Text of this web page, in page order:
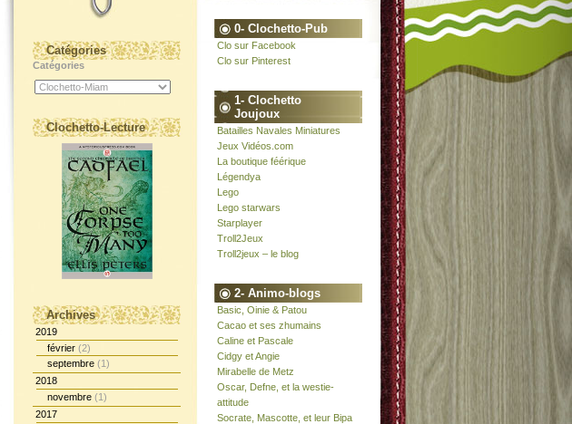
Catégories
Catégories
Clochetto-Lecture
Archives
2019
février (2)
septembre (1)
2018
novembre (1)
2017
0- Clochetto-Pub
Clo sur Facebook
Clo sur Pinterest
1- Clochetto
Joujoux
Batailles Navales Miniatures
Jeux Vidéos.com
La boutique féérique
Légendya
Lego
Lego starwars
Starplayer
Troll2Jeux
Troll2jeux – le blog
2- Animo-blogs
Basic, Oinie & Patou
Cacao et ses zhumains
Caline et Pascale
Cidgy et Angie
Mirabelle de Metz
Oscar, Defne, et la westie-
attitude
Socrate, Mascotte, et leur Bipa